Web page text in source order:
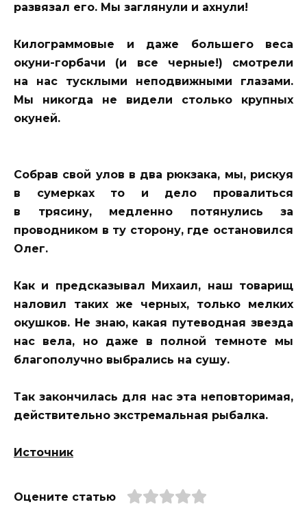
развязал его. Мы заглянули и ахнули!
Килограммовые и даже большего веса
окуни-горбачи (и все черные!) смотрели
на нас тусклыми неподвижными глазами.
Мы никогда не видели столько крупных
окуней.
Собрав свой улов в два рюкзака, мы, рискуя
в сумерках то и дело провалиться
в трясину, медленно потянулись за
проводником в ту сторону, где остановился
Олег.
Как и предсказывал Михаил, наш товарищ
наловил таких же черных, только мелких
окушков. Не знаю, какая путеводная звезда
нас вела, но даже в полной темноте мы
благополучно выбрались на сушу.
Так закончилась для нас эта неповторимая,
действительно экстремальная рыбалка.
Источник
Оцените статью